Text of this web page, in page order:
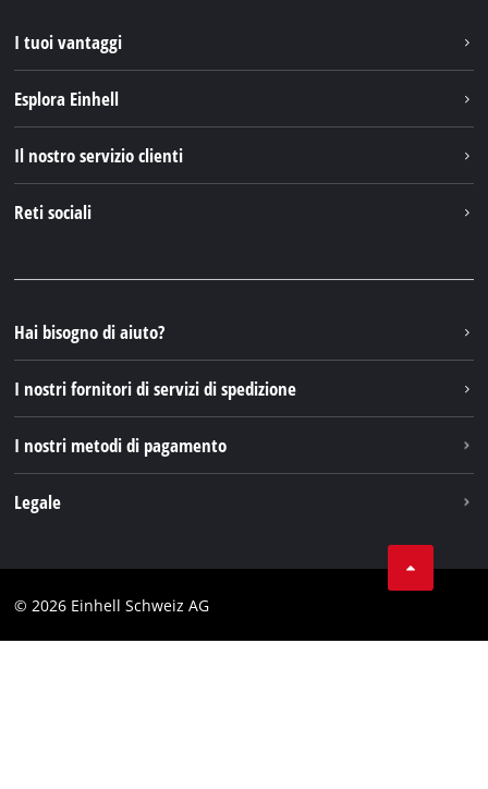
I tuoi vantaggi
Esplora Einhell
Einhell Germany AG
Il nostro servizio clienti
Reti sociali
Instagram
TikTok
Pinterest
Hai bisogno di aiuto?
I nostri fornitori di servizi di spedizione
I nostri metodi di pagamento
Legale
Testata
© 2026 Einhell Schweiz AG